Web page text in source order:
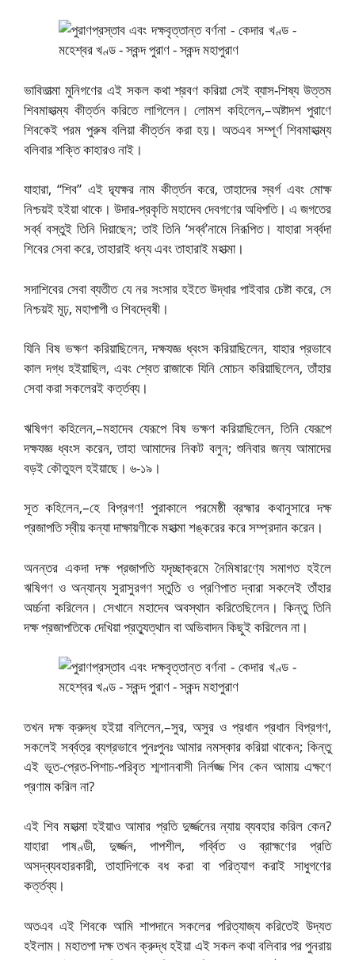
ভাবিতাত্মা মুনিগণের এই সকল কথা শ্রবণ করিয়া সেই ব্যাস-শিষ্য উত্তম
শিবমাহাত্ম্য কীর্ত্তন করিতে লাগিলেন। লোমশ কহিলেন,–অষ্টাদশ পুরাণে
শিবকেই পরম পুরুষ বলিয়া কীর্ত্তন করা হয়। অতএব সম্পূর্ণ শিবমাহাত্ম্য
বলিবার শক্তি কাহারও নাই।
যাহারা, “শিব” এই দ্ব্যক্ষর নাম কীর্ত্তন করে, তাহাদের স্বর্গ এবং মোক্ষ
নিশ্চয়ই হইয়া থাকে। উদার-প্রকৃতি মহাদেব দেবগণের অধিপতি। এ জগতের
সর্ব্ব বস্তুই তিনি দিয়াছেন; তাই তিনি ‘সর্ব্ব’নামে নিরূপিত। যাহারা সর্ব্বদা
শিবের সেবা করে, তাহারাই ধন্য এবং তাহারাই মহাত্মা।
সদাশিবের সেবা ব্যতীত যে নর সংসার হইতে উদ্ধার পাইবার চেষ্টা করে, সে
নিশ্চয়ই মূঢ়, মহাপাপী ও শিবদ্বেষী।
যিনি বিষ ভক্ষণ করিয়াছিলেন, দক্ষযজ্ঞ ধ্বংস করিয়াছিলেন, যাহার প্রভাবে
কাল দগ্ধ হইয়াছিল, এবং শ্বেত রাজাকে যিনি মোচন করিয়াছিলেন, তাঁহার
সেবা করা সকলেরই কর্ত্তব্য।
ঋষিগণ কহিলেন,–মহাদেব যেরূপে বিষ ভক্ষণ করিয়াছিলেন, তিনি যেরূপে
দক্ষযজ্ঞ ধ্বংস করেন, তাহা আমাদের নিকট বলুন; শুনিবার জন্য আমাদের
বড়ই কৌতুহল হইয়াছে। ৬-১৯।
সূত কহিলেন,–হে বিপ্রগণ! পুরাকালে পরমেষ্ঠী ব্রহ্মার কথানুসারে দক্ষ
প্রজাপতি স্বীয় কন্যা দাক্ষায়ণীকে মহাত্মা শঙ্করের করে সম্প্রদান করেন।
অনন্তর একদা দক্ষ প্রজাপতি যদৃচ্ছাক্রমে নৈমিষারণ্যে সমাগত হইলে
ঋষিগণ ও অন্যান্য সুরাসুরগণ স্তুতি ও প্রণিপাত দ্বারা সকলেই তাঁহার
অর্চ্চনা করিলেন। সেখানে মহাদেব অবস্থান করিতেছিলেন। কিন্তু তিনি
দক্ষ প্রজাপতিকে দেখিয়া প্রত্যুত্থান বা অভিবাদন কিছুই করিলেন না।
তখন দক্ষ ক্রুদ্ধ হইয়া বলিলেন,–সুর, অসুর ও প্রধান প্রধান বিপ্রগণ,
সকলেই সর্ব্বত্র ব্যগ্রভাবে পুনঃপুনঃ আমার নমস্কার করিয়া থাকেন; কিন্তু
এই ভূত-প্রেত-পিশাচ-পরিবৃত শ্মশানবাসী নির্লজ্জ শিব কেন আমায় এক্ষণে
প্রণাম করিল না?
এই শিব মহাত্মা হইয়াও আমার প্রতি দুর্জ্জনের ন্যায় ব্যবহার করিল কেন?
যাহারা পাষণ্ডী, দুর্জ্জন, পাপশীল, গর্ব্বিত ও ব্রাহ্মণের প্রতি
অসদ্‌ব্যবহারকারী, তাহাদিগকে বধ করা বা পরিত্যাগ করাই সাধুগণের
কর্ত্তব্য।
অতএব এই শিবকে আমি শাপদানে সকলের পরিত্যাজ্য করিতেই উদ্যত
হইলাম। মহাতপা দক্ষ তখন ক্রুদ্ধ হইয়া এই সকল কথা বলিবার পর পুনরায়